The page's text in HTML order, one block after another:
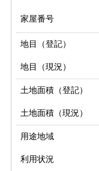
家屋番号
地目（登記）
地目（現況）
土地面積（登記）
土地面積（現況）
用途地域
利用状況